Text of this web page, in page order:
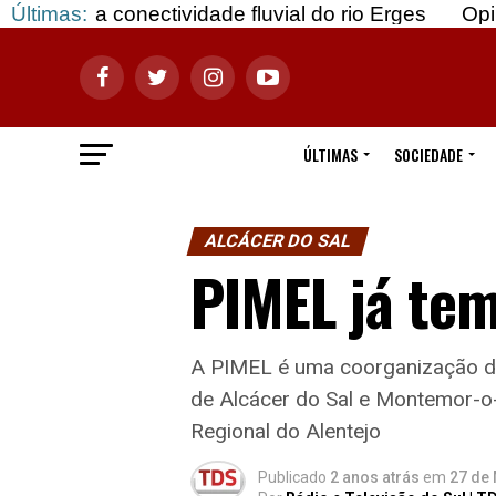
Últimas: fluvial do rio Erges Opinião: Gozar
ÚLTIMAS
SOCIEDADE
ALCÁCER DO SAL
PIMEL já
A PIMEL é uma coorganização
de Alcácer do Sal e Montemor-
Regional do Alentejo
Publicado 2 anos atrás em 27 de